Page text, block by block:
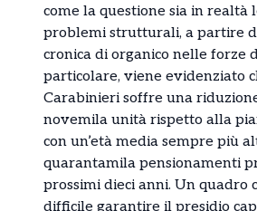
come la questione sia in realtà
problemi strutturali, a partire
cronica di organico nelle forze
particolare, viene evidenziato
Carabinieri soffre una
novemila unità rispetto alla
con un’età media sempre più
quarantamila pensionamenti
prossimi dieci anni. Un quadro
difficile garantire il presidio